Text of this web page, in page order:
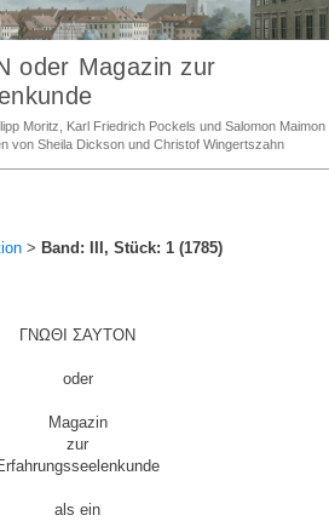
Magazin zur
Moritz, Karl Friedrich Pockels und Salomon Maimon
von Sheila Dickson und Christof Wingertszahn
> Band: III, Stück: 1 (1785)
ΓΝΩΘΙ ΣΑΥΤΟΝ
oder
Magazin
zur
als ein